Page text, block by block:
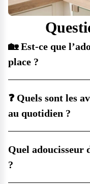
🏡 Est-ce que
place ?
❓ Quels sont les
au quotidien ?
Quel adoucisseur
?